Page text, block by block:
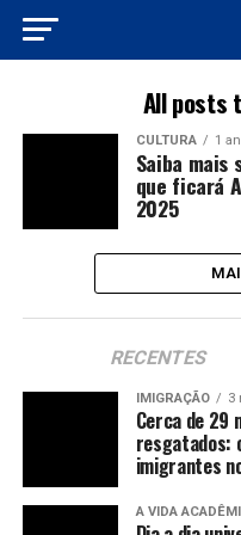
All posts
CULTURA 1
Saiba mais
que ficará
2025
RECENTES
IMIGRAÇÃO 3
Cerca de 29
resgatados:
imigrantes
A VIDA